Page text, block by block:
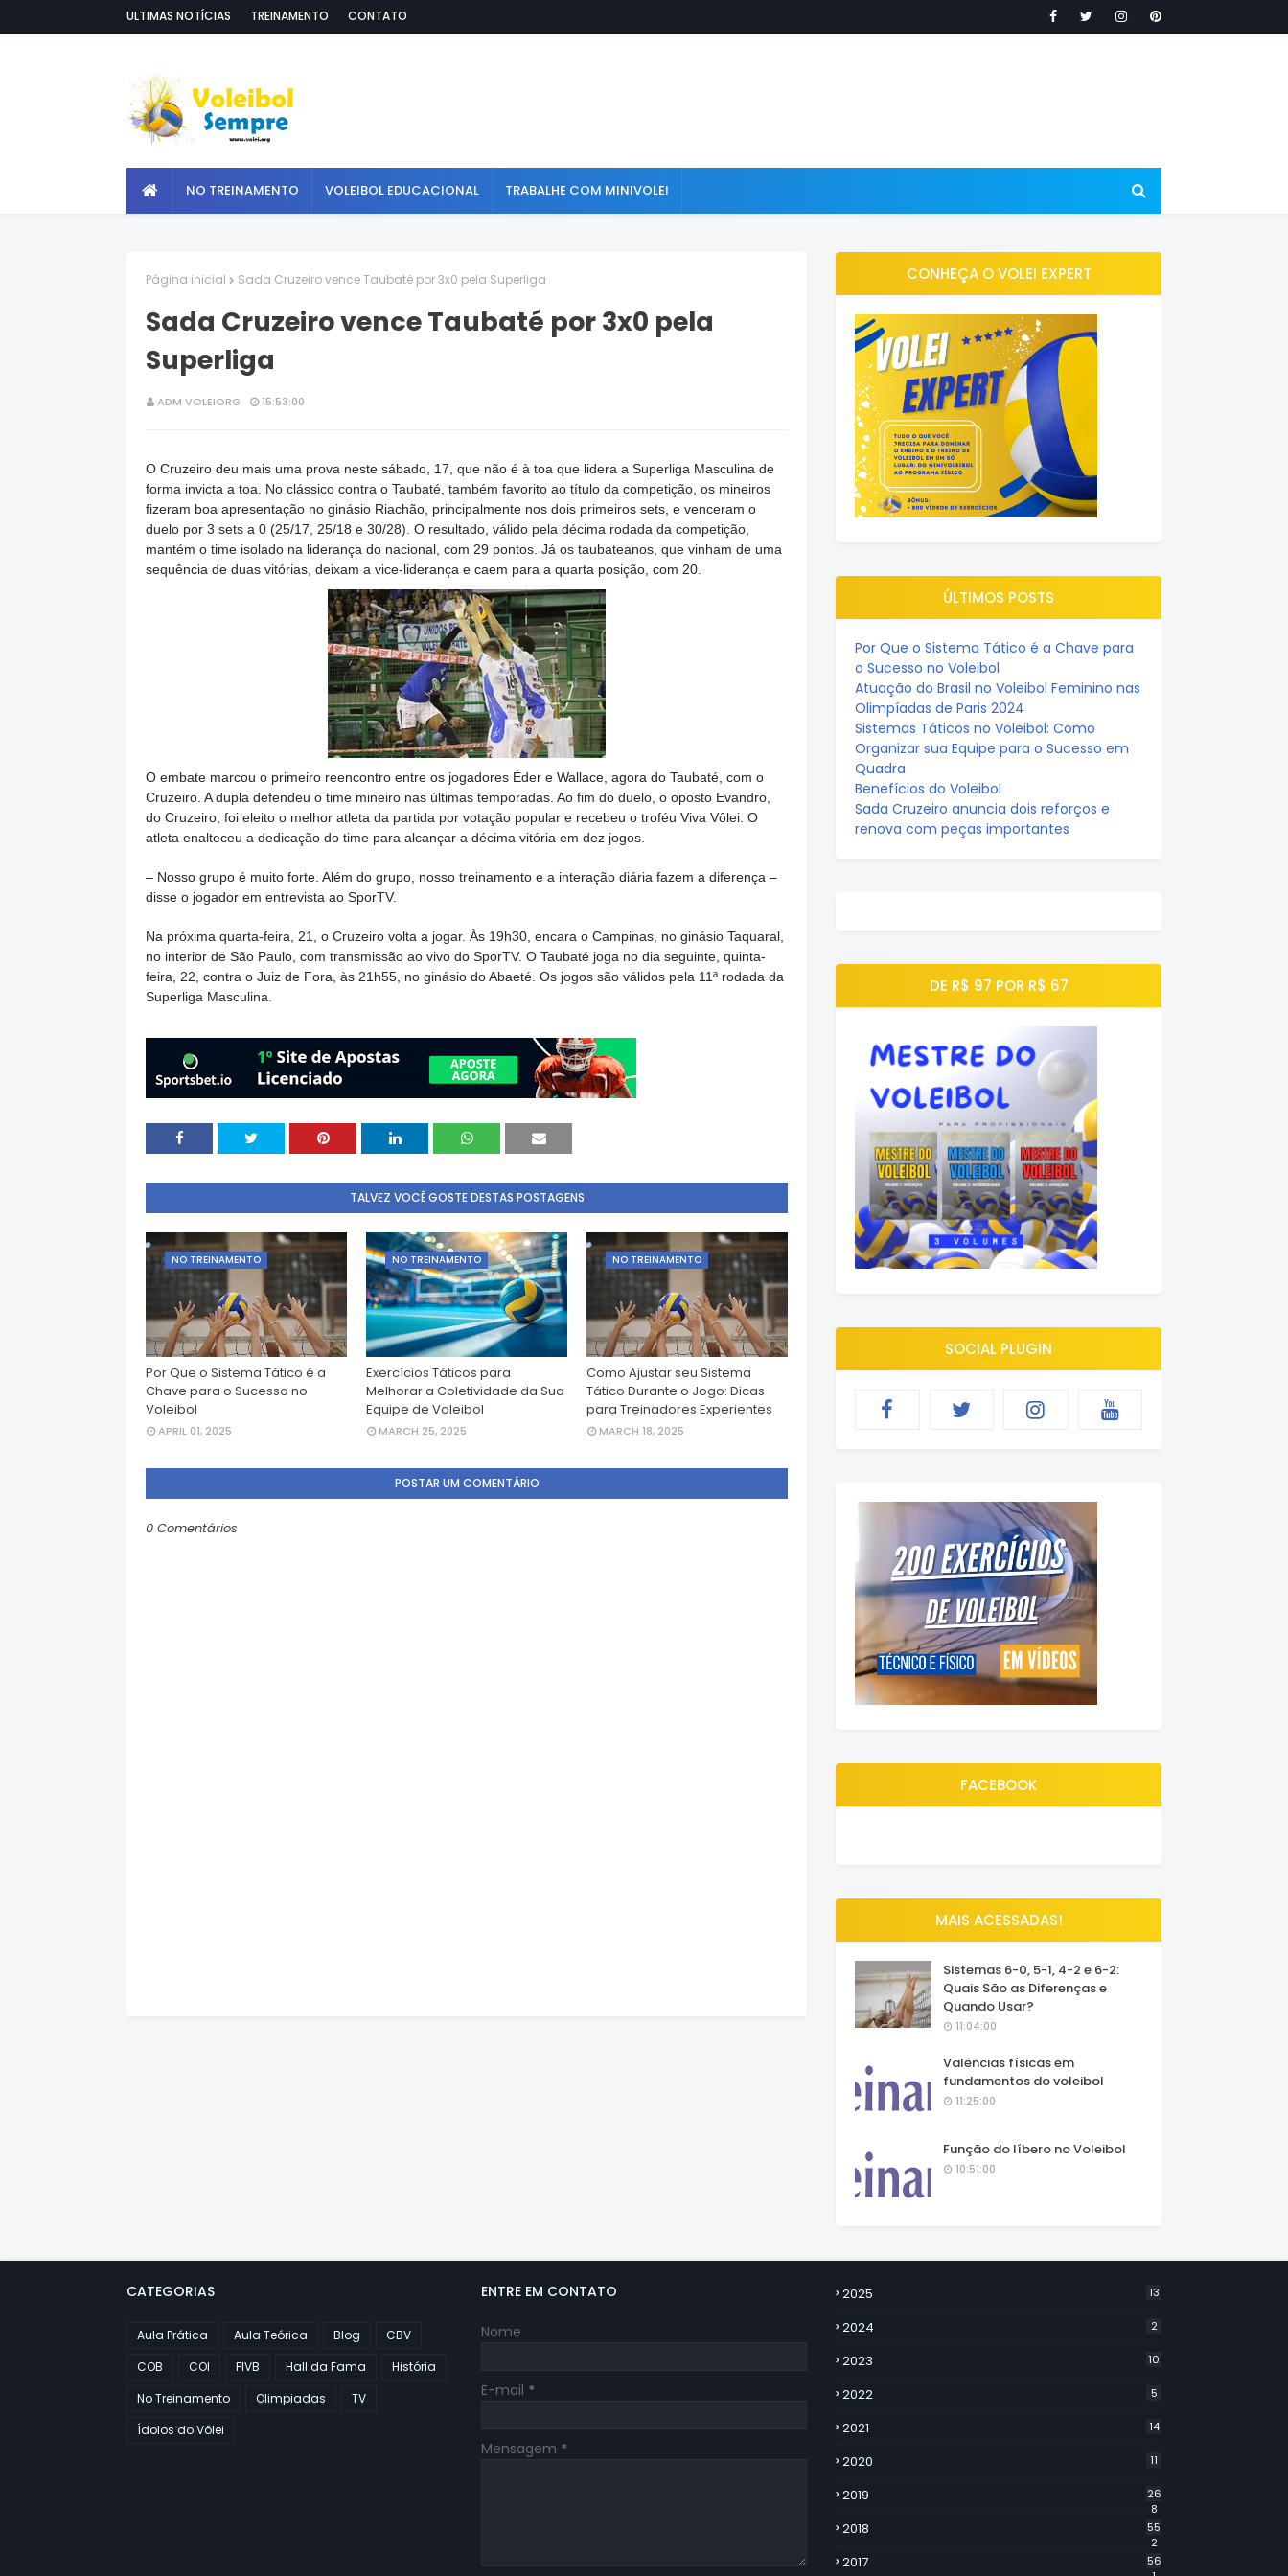
ULTIMAS NOTÍCIAS TREINAMENTO CONTATO
NO TREINAMENTO VOLEIBOL EDUCACIONAL TRABALHE COM MINIVOLEI
Página inicial Sada Cruzeiro vence Taubaté por 3x0 pela Superliga
Sada Cruzeiro vence Taubaté por 3x0 pela
Superliga
ADM VOLEIORG 15:53:00
O Cruzeiro deu mais uma prova neste sábado, 17, que não é à toa que lidera a Superliga Masculina de
forma invicta a toa. No clássico contra o Taubaté, também favorito ao título da competição, os mineiros
fizeram boa apresentação no ginásio Riachão, principalmente nos dois primeiros sets, e venceram o
duelo por 3 sets a 0 (25/17, 25/18 e 30/28). O resultado, válido pela décima rodada da competição,
mantém o time isolado na liderança do nacional, com 29 pontos. Já os taubateanos, que vinham de uma
sequência de duas vitórias, deixam a vice-liderança e caem para a quarta posição, com 20.
O embate marcou o primeiro reencontro entre os jogadores Éder e Wallace, agora do Taubaté, com o
Cruzeiro. A dupla defendeu o time mineiro nas últimas temporadas. Ao fim do duelo, o oposto Evandro,
do Cruzeiro, foi eleito o melhor atleta da partida por votação popular e recebeu o troféu Viva Vôlei. O
atleta enalteceu a dedicação do time para alcançar a décima vitória em dez jogos.
– Nosso grupo é muito forte. Além do grupo, nosso treinamento e a interação diária fazem a diferença –
disse o jogador em entrevista ao SporTV.
Na próxima quarta-feira, 21, o Cruzeiro volta a jogar. Às 19h30, encara o Campinas, no ginásio Taquaral,
no interior de São Paulo, com transmissão ao vivo do SporTV. O Taubaté joga no dia seguinte, quinta-
feira, 22, contra o Juiz de Fora, às 21h55, no ginásio do Abaeté. Os jogos são válidos pela 11ª rodada da
Superliga Masculina.
TALVEZ VOCÊ GOSTE DESTAS POSTAGENS
NO TREINAMENTO
Por Que o Sistema Tático é a
Chave para o Sucesso no
Voleibol
APRIL 01, 2025
NO TREINAMENTO
Exercícios Táticos para
Melhorar a Coletividade da Sua
Equipe de Voleibol
MARCH 25, 2025
NO TREINAMENTO
Como Ajustar seu Sistema
Tático Durante o Jogo: Dicas
para Treinadores Experientes
MARCH 18, 2025
POSTAR UM COMENTÁRIO
0 Comentários
CONHEÇA O VOLEI EXPERT
ÚLTIMOS POSTS
Por Que o Sistema Tático é a Chave para
o Sucesso no Voleibol
Atuação do Brasil no Voleibol Feminino nas
Olimpíadas de Paris 2024
Sistemas Táticos no Voleibol: Como
Organizar sua Equipe para o Sucesso em
Quadra
Benefícios do Voleibol
Sada Cruzeiro anuncia dois reforços e
renova com peças importantes
DE R$ 97 POR R$ 67
SOCIAL PLUGIN
FACEBOOK
MAIS ACESSADAS!
Sistemas 6-0, 5-1, 4-2 e 6-2:
Quais São as Diferenças e
Quando Usar?
11:04:00
Valências físicas em
fundamentos do voleibol
11:25:00
Função do líbero no Voleibol
10:51:00
CATEGORIAS
Aula Prática Aula Teórica Blog
CBV
COB
COI FIVB Hall da Fama
História
No Treinamento
Olimpiadas
TV
Ídolos do Vôlei
ENTRE EM CONTATO
Nome
E-mail *
Mensagem *
2025 13
2024 2
2023 10
2022 5
2021 14
2020 11
2019
26
8
2018
55
2
2017
56